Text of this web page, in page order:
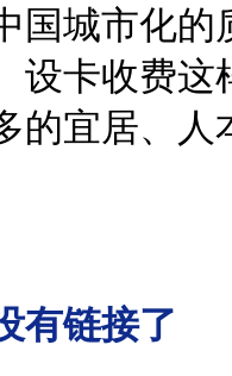
国城市化
设卡收费
的宜居、
有链接了